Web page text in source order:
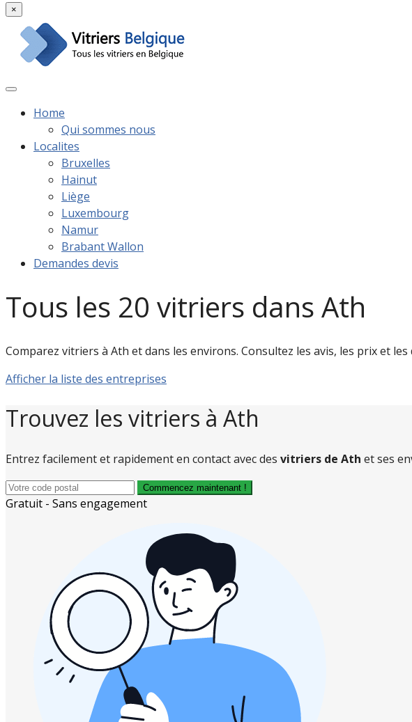
×
Home
Qui sommes nous
Localites
Bruxelles
Hainut
Liège
Luxembourg
Namur
Brabant Wallon
Demandes devis
Tous les 20 vitriers dans Ath
Comparez vitriers à Ath et dans les environs. Consultez les avis, les prix et
Afficher la liste des entreprises
Trouvez les vitriers à Ath
Entrez facilement et rapidement en contact avec des vitriers de Ath et ses
Commencez maintenant !
Gratuit - Sans engagement